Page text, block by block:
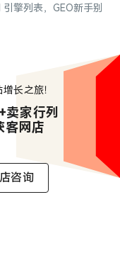
擎列表，GEO新手别
长之旅！
卖家行列
客网店
咨询